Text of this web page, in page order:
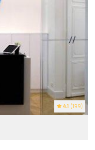
4.1 (199)